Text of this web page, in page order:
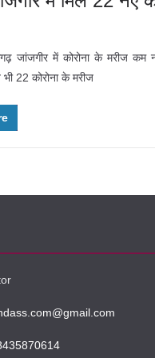
जांजगीर में कोरोना के मरीज कम
22 कोरोना के मरीज